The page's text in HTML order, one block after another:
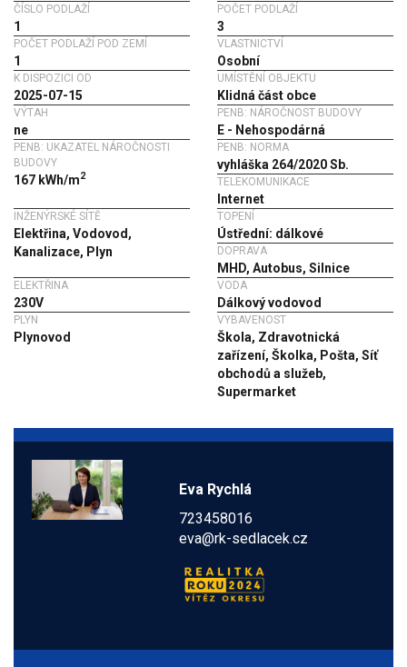
ČÍSLO PODLAŽÍ
1
POČET PODLAŽÍ
3
POČET PODLAŽÍ POD ZEMÍ
1
VLASTNICTVÍ
Osobní
K DISPOZICI OD
2025-07-15
UMÍSTĚNÍ OBJEKTU
Klidná část obce
VÝTAH
ne
PENB: NÁROČNOST BUDOVY
E - Nehospodárná
PENB: UKAZATEL NÁROČNOSTI
BUDOVY
167 kWh/m2
PENB: NORMA
vyhláška 264/2020 Sb.
TELEKOMUNIKACE
Internet
INŽENÝRSKÉ SÍTĚ
Elektřina, Vodovod,
Kanalizace, Plyn
TOPENÍ
Ústřední: dálkové
DOPRAVA
MHD, Autobus, Silnice
ELEKTŘINA
230V
VODA
Dálkový vodovod
PLYN
Plynovod
VYBAVENOST
Škola, Zdravotnická
zařízení, Školka, Pošta, Síť
obchodů a služeb,
Supermarket
Eva Rychlá
723458016
eva@rk-sedlacek.cz